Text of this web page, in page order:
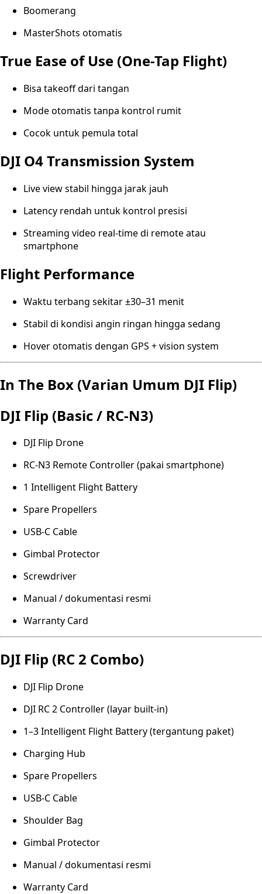
Boomerang
MasterShots otomatis
True Ease of Use (One-Tap Flight)
Bisa takeoff dari tangan
Mode otomatis tanpa kontrol rumit
Cocok untuk pemula total
DJI O4 Transmission System
Live view stabil hingga jarak jauh
Latency rendah untuk kontrol presisi
Streaming video real-time di remote atau
smartphone
Flight Performance
Waktu terbang sekitar ±30–31 menit
Stabil di kondisi angin ringan hingga sedang
Hover otomatis dengan GPS + vision system
In The Box (Varian Umum DJI Flip)
DJI Flip (Basic / RC-N3)
DJI Flip Drone
RC-N3 Remote Controller (pakai smartphone)
1 Intelligent Flight Battery
Spare Propellers
USB-C Cable
Gimbal Protector
Screwdriver
Manual / dokumentasi resmi
Warranty Card
DJI Flip (RC 2 Combo)
DJI Flip Drone
DJI RC 2 Controller (layar built-in)
1–3 Intelligent Flight Battery (tergantung paket)
Charging Hub
Spare Propellers
USB-C Cable
Shoulder Bag
Gimbal Protector
Manual / dokumentasi resmi
Warranty Card